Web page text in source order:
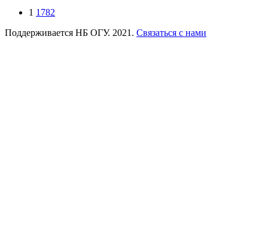
1 1782
Поддерживается НБ ОГУ. 2021. Связаться с нами